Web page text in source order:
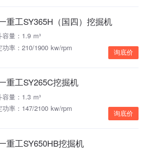
重工SY365H（国四）挖掘机
容量：1.9 m³
功率：210/1900 kw/rpm
询底价
重工SY265C挖掘机
容量：1.3 m³
功率：147/2100 kw/rpm
询底价
重工SY650HB挖掘机